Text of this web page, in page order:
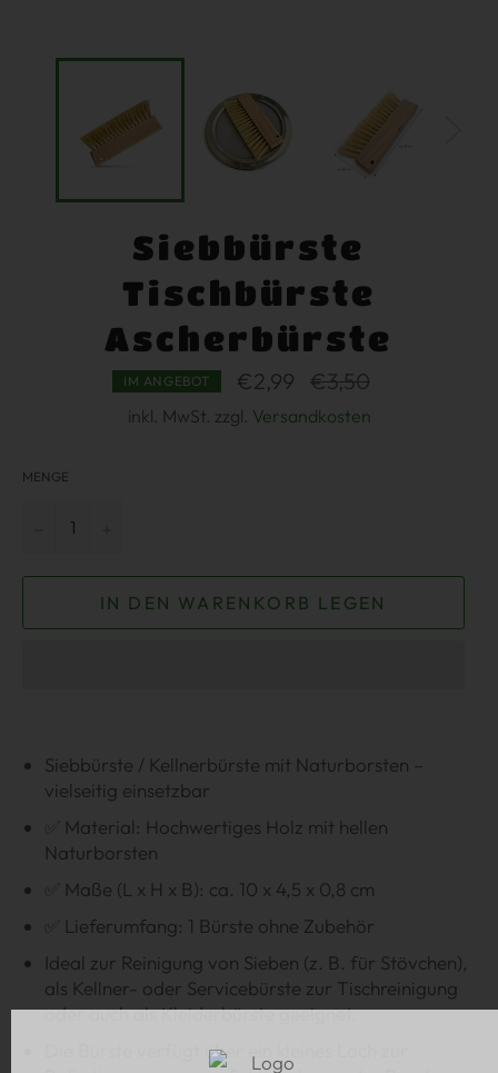
Siebbürste
Tischbürste
Ascherbürste
IM ANGEBOT €2,99
Normaler
Preis
€3,50
inkl. MwSt. zzgl. Versandkosten
MENGE
IN DEN WARENKORB LEGEN
Siebbürste / Kellnerbürste mit Naturborsten –
vielseitig einsetzbar
✅ Material: Hochwertiges Holz mit hellen
Naturborsten
✅ Maße (L x H x B): ca. 10 x 4,5 x 0,8 cm
✅ Lieferumfang: 1 Bürste ohne Zubehör
Ideal zur Reinigung von Sieben (z. B. für Stövchen),
als Kellner- oder Servicebürste zur Tischreinigung
oder auch als Kleiderbürste geeignet.
Die Bürste verfügt über ein kleines Loch zur